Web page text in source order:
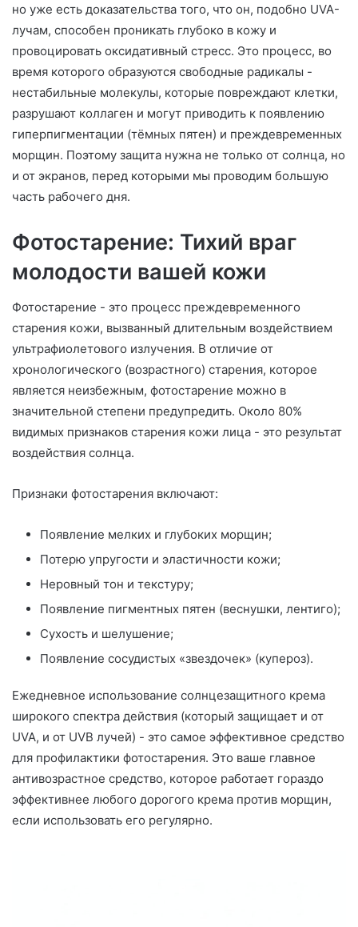
но уже есть доказательства того, что он, подобно UVA-
лучам, способен проникать глубоко в кожу и
провоцировать оксидативный стресс. Это процесс, во
время которого образуются свободные радикалы -
нестабильные молекулы, которые повреждают клетки,
разрушают коллаген и могут приводить к появлению
гиперпигментации (тёмных пятен) и преждевременных
морщин. Поэтому защита нужна не только от солнца, но
и от экранов, перед которыми мы проводим большую
часть рабочего дня.
Фотостарение: Тихий враг
молодости вашей кожи
Фотостарение - это процесс преждевременного
старения кожи, вызванный длительным воздействием
ультрафиолетового излучения. В отличие от
хронологического (возрастного) старения, которое
является неизбежным, фотостарение можно в
значительной степени предупредить. Около 80%
видимых признаков старения кожи лица - это результат
воздействия солнца.
Признаки фотостарения включают:
Появление мелких и глубоких морщин;
Потерю упругости и эластичности кожи;
Неровный тон и текстуру;
Появление пигментных пятен (веснушки, лентиго);
Сухость и шелушение;
Появление сосудистых «звездочек» (купероз).
Ежедневное использование солнцезащитного крема
широкого спектра действия (который защищает и от
UVA, и от UVB лучей) - это самое эффективное средство
для профилактики фотостарения. Это ваше главное
антивозрастное средство, которое работает гораздо
эффективнее любого дорогого крема против морщин,
если использовать его регулярно.